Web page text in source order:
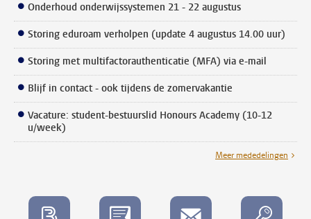
Onderhoud onderwijssystemen 21 - 22 augustus
Storing eduroam verholpen (update 4 augustus 14.00 uur)
Storing met multifactorauthenticatie (MFA) via e-mail
Blijf in contact - ook tijdens de zomervakantie
Vacature: student-bestuurslid Honours Academy (10-12
u/week)
Meer mededelingen